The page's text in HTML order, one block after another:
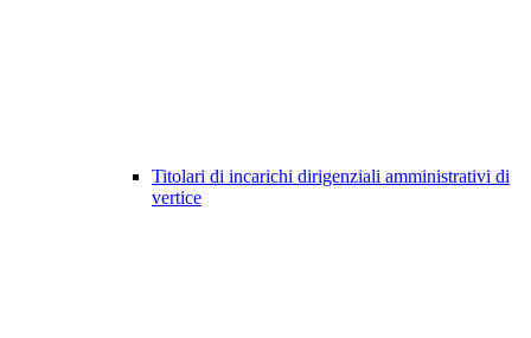
Titolari di incarichi dirigenziali amministrativi di
vertice